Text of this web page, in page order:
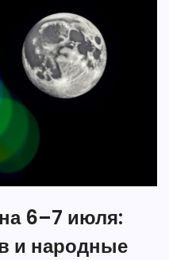
6–7 июля:
и народные